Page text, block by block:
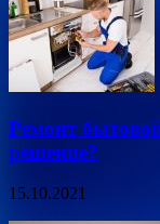
Ремонт
решение?
15.10.2021